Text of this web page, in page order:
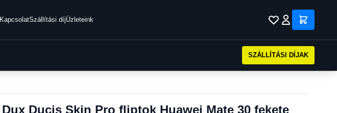
KapcsolatSzállítási díjÜzleteink
SZÁLLÍTÁSI DÍJAK
Dux Ducis Skin Pro fliptok Huawei Mate 30 fekete